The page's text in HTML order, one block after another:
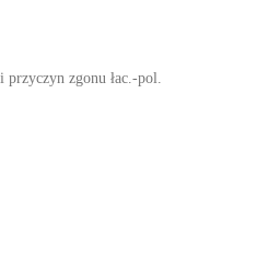
przyczyn zgonu łac.-pol.